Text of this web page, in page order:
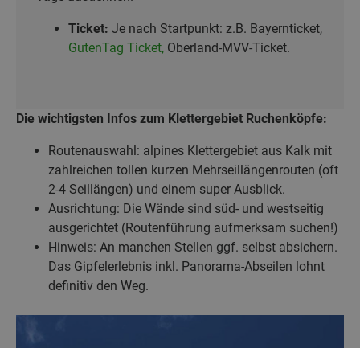
Ticket:
GutenTag Ticket, Oberland-MVV-Ticket.
Die wichtigsten Infos zum Klettergebiet Ruchenköpfe:
Routenauswahl: alpines Klettergebiet aus Kalk mit
zahlreichen tollen kurzen Mehrseillängenrouten (oft
2-4 Seillängen) und einem super Ausblick.
Ausrichtung: Die Wände sind süd- und westseitig
ausgerichtet (Routenführung aufmerksam suchen!)
Hinweis: An manchen Stellen ggf. selbst absichern.
Das Gipfelerlebnis inkl. Panorama-Abseilen lohnt
definitiv den Weg.